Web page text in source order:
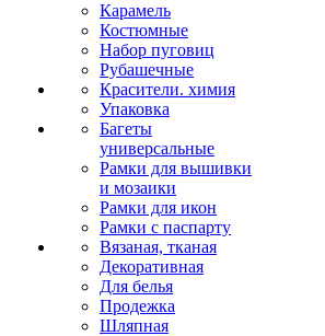
Карамель
Костюмные
Набор пуговиц
Рубашечные
Красители. химия
Упаковка
Багеты
универсальные
Рамки для вышивки
и мозаики
Рамки для икон
Рамки с паспарту
Вязаная, тканая
Декоративная
Для белья
Продежка
Шляпная